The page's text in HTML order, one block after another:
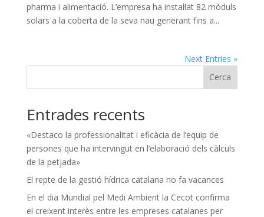
pharma i alimentació. L’empresa ha instal·lat 82 mòduls
solars a la coberta de la seva nau generant fins a...
Next Entries »
Cerca
Entrades recents
«Destaco la professionalitat i eficàcia de l’equip de
persones que ha intervingut en l’elaboració dels càlculs
de la petjada»
El repte de la gestió hídrica catalana no fa vacances
En el dia Mundial pel Medi Ambient la Cecot confirma
el creixent interès entre les empreses catalanes per